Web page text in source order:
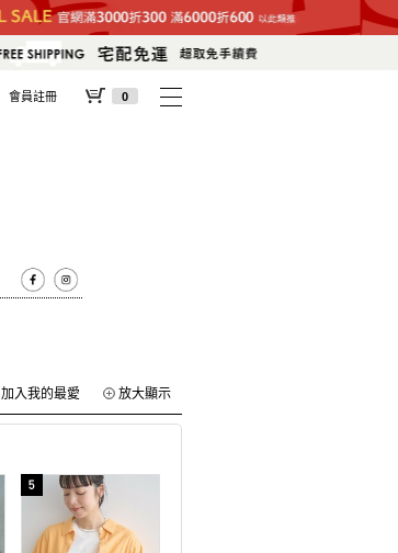
會員註冊 0
放大顯示
加入我的最愛